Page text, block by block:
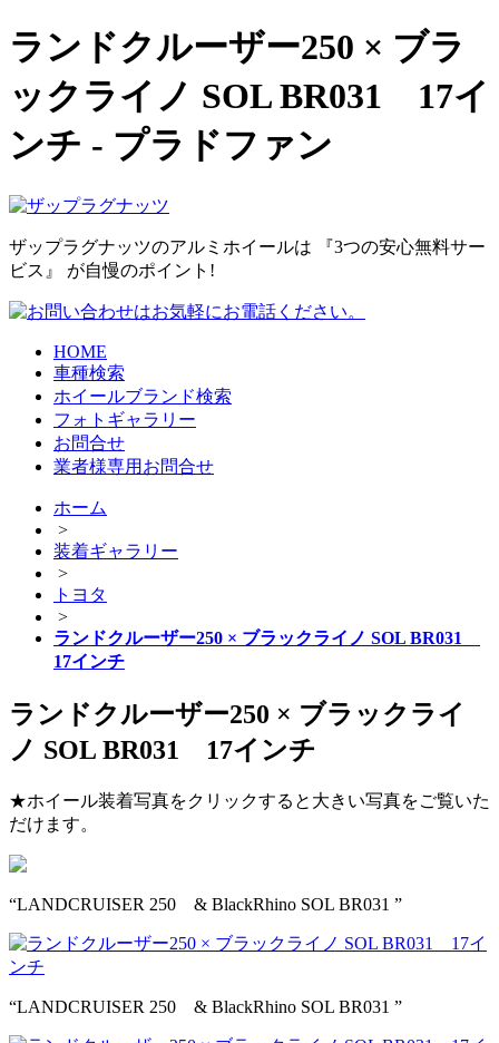
ランドクルーザー250 × ブラ
ックライノ SOL BR031 17イ
ンチ - プラドファン
ザップラグナッツのアルミホイールは 『3つの安心無料サー
ビス』 が自慢のポイント!
HOME
車種検索
ホイールブランド検索
フォトギャラリー
お問合せ
業者様専用お問合せ
ホーム
>
装着ギャラリー
>
トヨタ
>
ランドクルーザー250 × ブラックライノ SOL BR031
17インチ
ランドクルーザー250 × ブラックライ
ノ SOL BR031 17インチ
★ホイール装着写真をクリックすると大きい写真をご覧いた
だけます。
“LANDCRUISER 250 & BlackRhino SOL BR031 ”
“LANDCRUISER 250 & BlackRhino SOL BR031 ”